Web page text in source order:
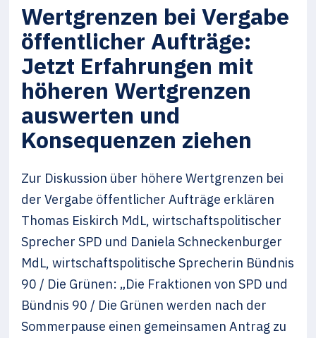
Wertgrenzen bei Vergabe
öffentlicher Aufträge:
Jetzt Erfahrungen mit
höheren Wertgrenzen
auswerten und
Konsequenzen ziehen
Zur Diskussion über höhere Wertgrenzen bei
der Vergabe öffentlicher Aufträge erklären
Thomas Eiskirch MdL, wirtschaftspolitischer
Sprecher SPD und Daniela Schneckenburger
MdL, wirtschaftspolitische Sprecherin Bündnis
90 / Die Grünen: „Die Fraktionen von SPD und
Bündnis 90 / Die Grünen werden nach der
Sommerpause einen gemeinsamen Antrag zu